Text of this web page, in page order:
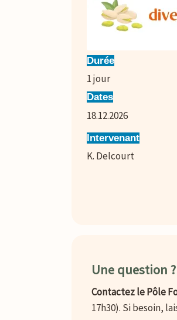
Durée
1jour
Dates
18.12.2026
Intervenant
K. Delcourt
Une question
Contactez le Pôle
17h30). Si besoin,